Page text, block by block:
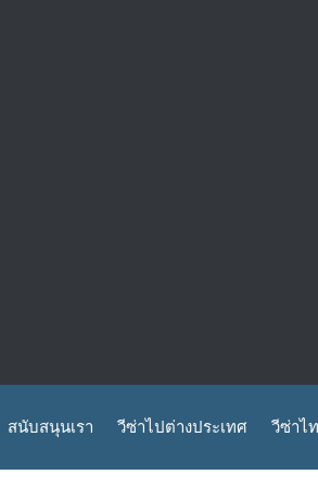
สนับสนุนเรา วีซ่าไปต่างประเทศ วีซ่าไ